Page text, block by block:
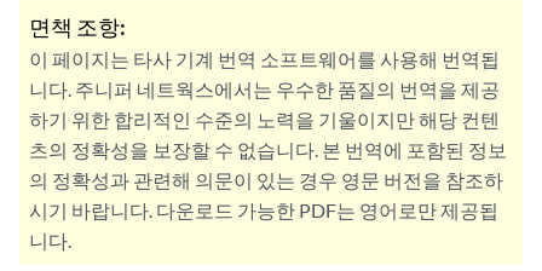
면책 조항:
이 페이지는 타사 기계 번역 소프트웨어를 사용해 번역됩
니다. 주니퍼 네트웍스에서는 우수한 품질의 번역을 제공
하기 위한 합리적인 수준의 노력을 기울이지만 해당 컨텐
츠의 정확성을 보장할 수 없습니다. 본 번역에 포함된 정보
의 정확성과 관련해 의문이 있는 경우 영문 버전을 참조하
시기 바랍니다. 다운로드 가능한 PDF는 영어로만 제공됩
니다.